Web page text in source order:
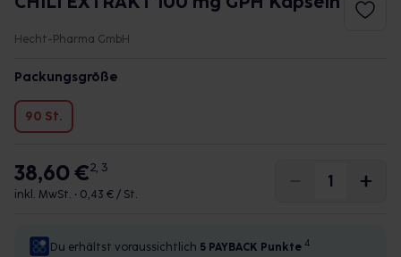
Hecht-Pharma GmbH
Packungsgröße
90 St.
38,60 €2, 3
inkl. MwSt. • 0,43 € / St.
Du erhältst voraussichtlich 5 PAYBACK Punkte 4